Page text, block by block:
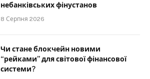
небанківських фінустанов
8 Серпня 2026
Чи стане блокчейн новими
“рейками” для світової фінансової
системи?